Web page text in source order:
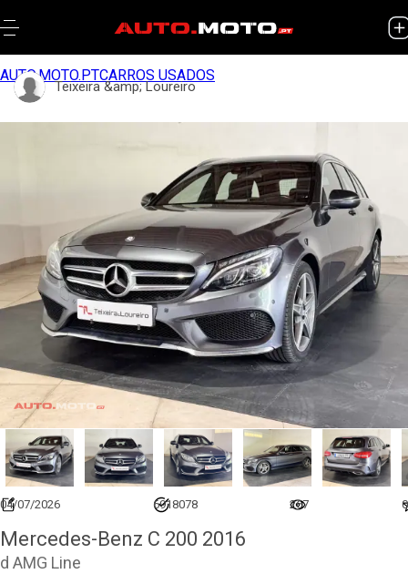
AUTO.MOTO.PTCARROS USADOS
04/07/2026 6918078 267 0
Mercedes-Benz C 200 2016
d AMG Line
Teixeira &amp; Loureiro